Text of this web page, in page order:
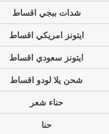
شدات ببجي اقساط
ايتونز امريكي اقساط
ايتونز سعودي اقساط
شحن يلا لودو اقساط
حناء شعر
حنا